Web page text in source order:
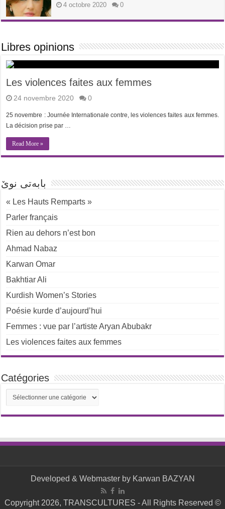
4 octobre 2020 0
Libres opinions
Les violences faites aux femmes
24 novembre 2020 0
25 novembre : Journée Internationale contre, les violences faites aux femmes.
La décision prise par …
Read More »
بابەتی نوێ
« Les Hauts Remparts »
Parler français
Rien au dehors n’est bon
Ahmad Nabaz
Karwan Omar
Bakhtiar Ali
Kurdish Women’s Stories
Poésie kurde d’aujourd’hui
Femmes : vue par l’artiste Aryan Abubakr
Les violences faites aux femmes
Catégories
Catégories
Developed & Webmaster by Karwan BAZYAN
Copyright 2026, TRANSCULTURES - All Rights Reserved ©